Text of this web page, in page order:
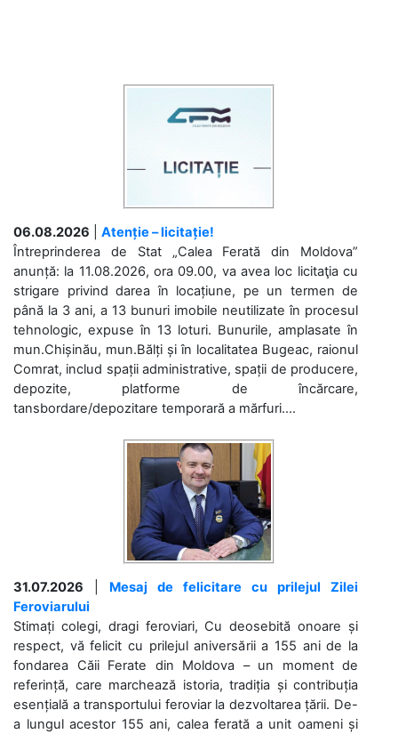
06.08.2026
Atenție – licitație!
Întreprinderea de Stat „Calea Ferată din Moldova”
anunță: la 11.08.2026, ora 09.00, va avea loc licitaţia cu
strigare privind darea în locațiune, pe un termen de
până la 3 ani, a 13 bunuri imobile neutilizate în procesul
tehnologic, expuse în 13 loturi. Bunurile, amplasate în
mun.Chișinău, mun.Bălți și în localitatea Bugeac, raionul
Comrat, includ spații administrative, spații de producere,
depozite, platforme de încărcare,
tansbordare/depozitare temporară a mărfuri....
31.07.2026
Mesaj de felicitare cu prilejul Zilei
Feroviarului
Stimați colegi, dragi feroviari, Cu deosebită onoare și
respect, vă felicit cu prilejul aniversării a 155 ani de la
fondarea Căii Ferate din Moldova – un moment de
referință, care marchează istoria, tradiția și contribuția
esențială a transportului feroviar la dezvoltarea țării. De-
a lungul acestor 155 ani, calea ferată a unit oameni și